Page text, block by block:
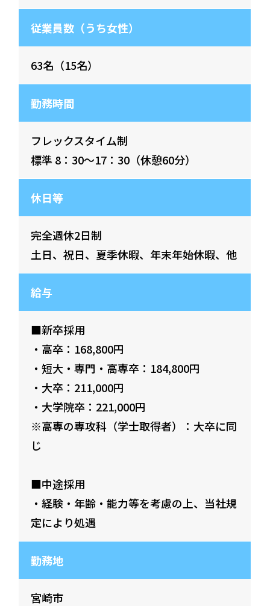
従業員数（うち女性）
63名（15名）
勤務時間
フレックスタイム制
標準 8：30～17：30（休憩60分）
休日等
完全週休2日制
土日、祝日、夏季休暇、年末年始休暇、他
給与
■新卒採用
・高卒：168,800円
・短大・専門・高専卒：184,800円
・大卒：211,000円
・大学院卒：221,000円
※高専の専攻科（学士取得者）：大卒に同
じ
■中途採用
・経験・年齢・能力等を考慮の上、当社規
定により処遇
勤務地
宮崎市